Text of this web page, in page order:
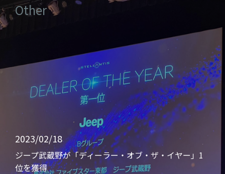
Other
2023/02/18
ジープ武蔵野が「ディーラー・オブ・ザ・イヤー」1
位を獲得